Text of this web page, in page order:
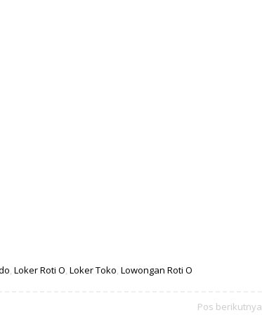
, Loker Roti O, Loker Toko, Lowongan Roti O
Pos berikutnya